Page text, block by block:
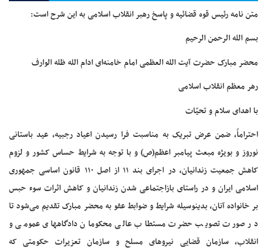
متن نامه رئیس قوه قضائیه و پاسخ رهبر انقلاب اسلامی به این شرح است:
بسم الله الرحمن الرحیم
محضر مبارک حضرت آیت الله العظمی امام خامنه‌ای ادام الله ظله الوارف
رهر معظم انقلاب اسلامی
با اهدای سلام و تحیّات
احتراماً، ضمن عرض تبریک به مناسبت فرا رسیدن اعیاد رجبیه، عید باستانی
نوروز و بویژه مبعث پیامبر اعظم(ص)‌ و با توجه به شرایط حساس کشور و لزوم
کاهش جمعیت زندانیان، در اجرای بند ۱۱ از اصل ۱۱۰ قانون اساسی جمهوری
اسلامی ایران و در راستای بازاجتماعی شدن زندانیان و کاهش اثرات سوء حبس
بر خانواده آنان، بدینوسیله شرایط و ضوابط عفو به محضر مبارک تقدیم می‌شود تا
در صورت تصویب حضرت مستطاب عالی محکومان دادگاههای عمومی و
انقلاب، سازمان قضایی نیروهای مسلح و سازمان تعزیرات حکومتی که